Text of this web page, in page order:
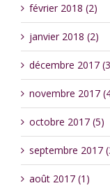
février 2018 (2)
janvier 2018 (2)
décembre 2017
novembre 2017
octobre 2017 (5)
septembre 2017
août 2017 (1)